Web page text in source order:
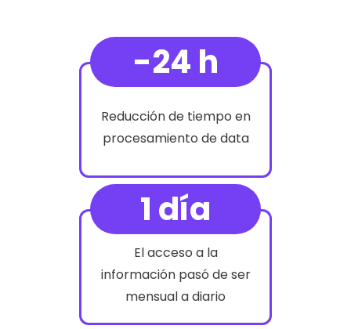
-24 h
Reducción de tiempo en
procesamiento de data
1 día
El acceso a la
información pasó de ser
mensual a diario